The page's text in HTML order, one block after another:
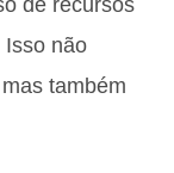
de recursos
Isso não
também